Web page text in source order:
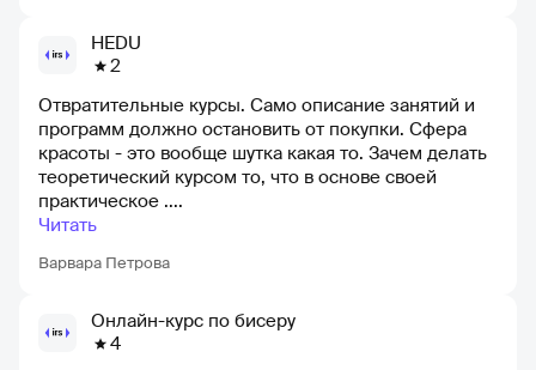
HEDU
2
Варвара Петрова
Отвратительные курсы. Само описание занятий и
программ должно остановить от покупки. Сфера
красоты - это вообще шутка какая то. Зачем делать
теоретический курсом то, что в основе своей
практическое ....
Читать
Онлайн-курс по бисеру
4